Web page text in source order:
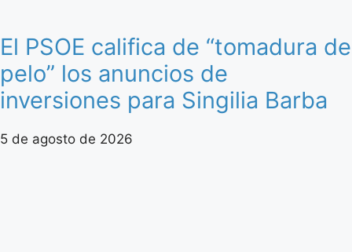
El PSOE califica de “tomadura de
pelo” los anuncios de
inversiones para Singilia Barba
5 de agosto de 2026